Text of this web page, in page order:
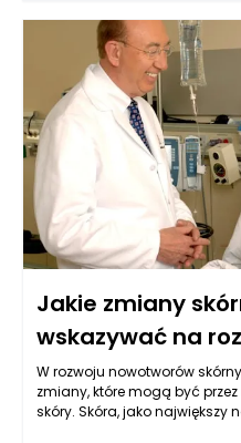
wpływać na koloryt zębów.
nadtlenku wodoru mogą
wybielające. Takie środki
prowadzi do rozjaśnienia
stosowania mogą być
tak widoczne, jak w
wybielających
dentystycznych.
Jakie zmiany
wskazywać na
W rozwoju nowotworów
zmiany, które mogą być
skóry. Skóra, jako największy